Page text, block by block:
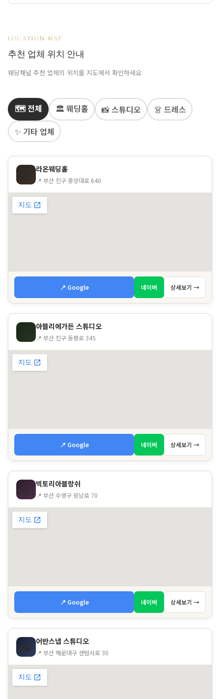
LOCATION MAP
추천 업체 위치 안내
웨딩채널 추천 업체의 위치를 지도에서 확인하세요
🗺️ 전체 🏛️ 웨딩홀 📸 스튜디오
👗 드레스
✨ 기타 업체
라온웨딩홀
📍 부산 진구 중앙대로 640
📍 Google 네이버 상세보기 →
아뜰리에가든 스튜디오
📍 부산 진구 동평로 345
📍 Google 네이버 상세보기 →
👗 빅토리아블랑쉬
📍 부산 수영구 광남로 70
📍 Google 네이버 상세보기 →
📸 어반스냅 스튜디오
📍 부산 해운대구 센텀서로 30